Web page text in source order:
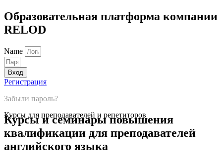
Образовательная платформа компании
RELOD
Курсы для преподавателей и репетиторов
Name
Вход
Регистрация
Забыли пароль?
Курсы и семинары повышения
квалификации для преподавателей
английского языка